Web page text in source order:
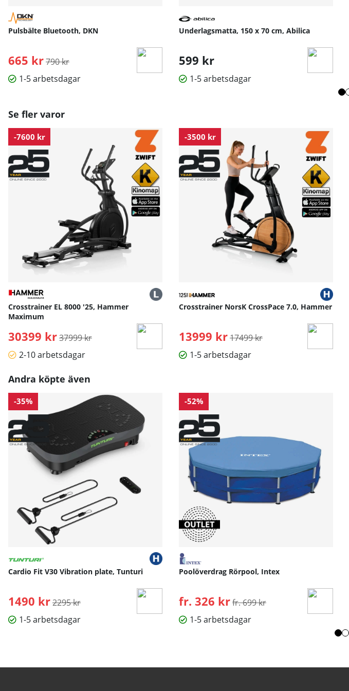
Pulsbälte Bluetooth, DKN
665 krOrdinarie pris:
790 kr
1-5 arbetsdagar
Underlagsmatta, 150 x 70 cm, Abilica
599 kr
1-5 arbetsdagar
Se fler varor
-7600 kr
Crosstrainer EL 8000 '25, Hammer
Maximum
30399 kr Ordinarie pris:
37999 kr
2-10 arbetsdagar
-3500 kr
Crosstrainer NorsK CrossPace 7.0, Hammer
13999 kr Ordinarie pris:
17499 kr
1-5 arbetsdagar
Andra köpte även
-35%
Cardio Fit V30 Vibration plate, Tunturi
1490 kr Ordinarie pris:
2295 kr
1-5 arbetsdagar
-52%
Poolöverdrag Rörpool, Intex
fr. 326 krOrdinarie pris:
fr. 699 kr
1-5 arbetsdagar